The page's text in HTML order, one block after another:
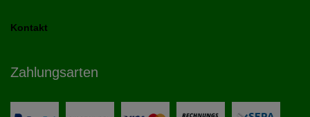
Kontakt
Zahlungsarten